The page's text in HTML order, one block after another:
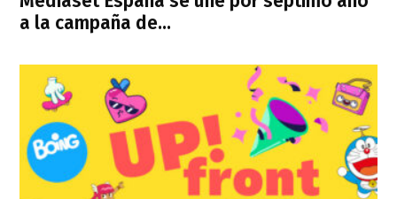
a la campaña de...